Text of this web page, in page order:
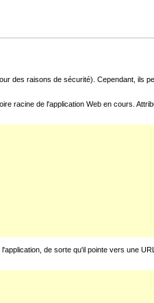
des raisons de sécurité). Cependant, ils
racine de l'application Web en cours.
de sorte qu'il pointe vers une